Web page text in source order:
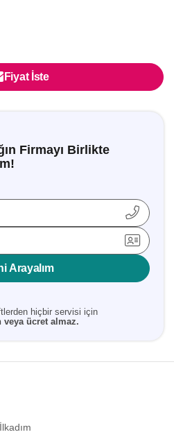
Fiyat İste
Firmayı Birlikte
Arayalım
hiçbir servisi için
veya ücret almaz.
İlkadım